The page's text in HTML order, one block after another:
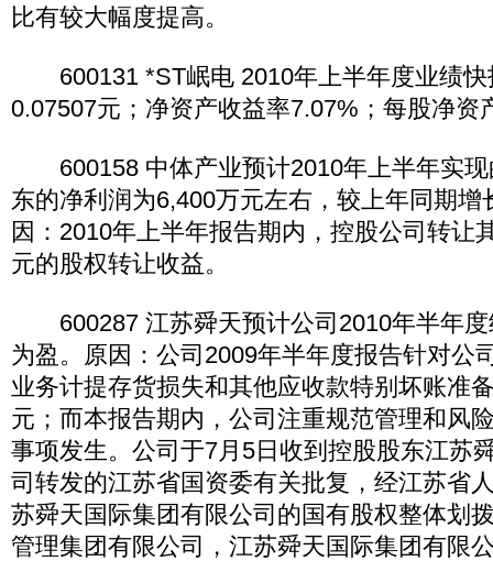
比有较大幅度提高。
600131 *ST岷电 2010年上半年度业绩快
0.07507元；净资产收益率7.07%；每股净资
600158 中体产业预计2010年上半年实现
东的净利润为6,400万元左右，较上年同期增
因：2010年上半年报告期内，控股公司转让
元的股权转让收益。
600287 江苏舜天预计公司2010年半年度
为盈。原因：公司2009年半年度报告针对公
业务计提存货损失和其他应收款特别坏账准
元；而本报告期内，公司注重规范管理和风
事项发生。公司于7月5日收到控股股东江苏
司转发的江苏省国资委有关批复，经江苏省
苏舜天国际集团有限公司的国有股权整体划
管理集团有限公司，江苏舜天国际集团有限